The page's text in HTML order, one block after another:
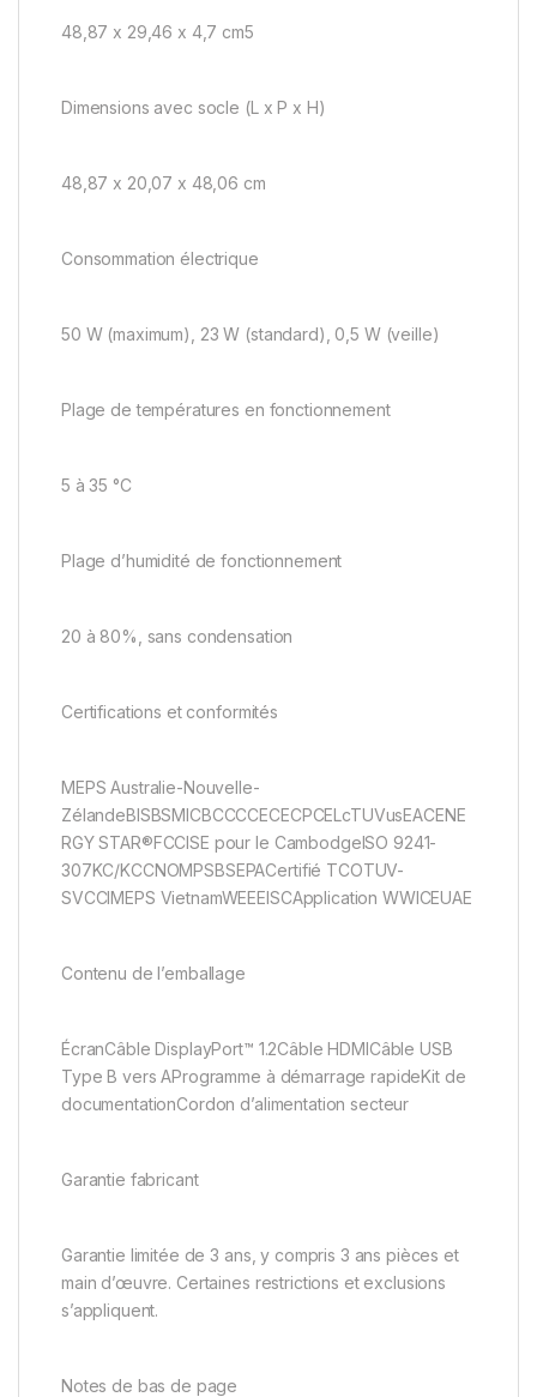
48,87 x 29,46 x 4,7 cm5
Dimensions avec socle (L x P x H)
48,87 x 20,07 x 48,06 cm
Consommation électrique
50 W (maximum), 23 W (standard), 0,5 W (veille)
Plage de températures en fonctionnement
5 à 35 °C
Plage d’humidité de fonctionnement
20 à 80%, sans condensation
Certifications et conformités
MEPS Australie-Nouvelle-
ZélandeBISBSMICBCCCCECECPCELcTUVusEACENE
RGY STAR®FCCISE pour le CambodgeISO 9241-
307KC/KCCNOMPSBSEPACertifié TCOTUV-
SVCCIMEPS VietnamWEEEISCApplication WWICEUAE
Contenu de l’emballage
ÉcranCâble DisplayPort™ 1.2Câble HDMICâble USB
Type B vers AProgramme à démarrage rapideKit de
documentationCordon d’alimentation secteur
Garantie fabricant
Garantie limitée de 3 ans, y compris 3 ans pièces et
main d’œuvre. Certaines restrictions et exclusions
s’appliquent.
Notes de bas de page